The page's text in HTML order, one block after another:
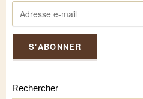
Rechercher